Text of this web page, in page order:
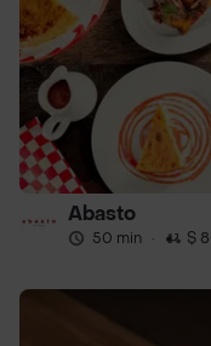
Abasto
50 min · $